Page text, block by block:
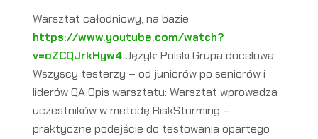
Warsztat całodniowy, na bazie
https://www.youtube.com/watch?
v=oZCQJrkHyw4Język: Polski Grupa docelowa:
Wszyscy testerzy – od juniorów po seniorów i
liderów QA Opis warsztatu: Warsztat wprowadza
uczestników w metodę RiskStorming –
praktyczne podejście do testowania opartego